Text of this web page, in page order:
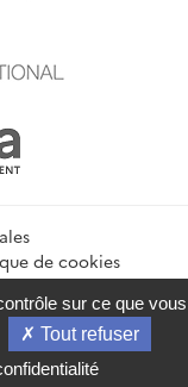
de cookies
RSS
info.gouv.fr
sur ce que vous
Tout refuser